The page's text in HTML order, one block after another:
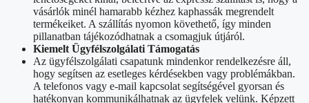
vásárlók minél hamarabb kézhez kaphassák megrendelt
termékeiket. A szállítás nyomon követhető, így minden
pillanatban tájékozódhatnak a csomagjuk útjáról.
Kiemelt Ügyfélszolgálati Támogatás
Az ügyfélszolgálati csapatunk mindenkor rendelkezésre áll,
hogy segítsen az esetleges kérdésekben vagy problémákban.
A telefonos vagy e-mail kapcsolat segítségével gyorsan és
hatékonyan kommunikálhatnak az ügyfelek velünk. Képzett